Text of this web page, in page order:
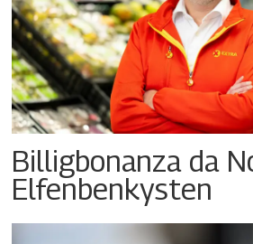
Billigbonanza da
Elfenbenkysten